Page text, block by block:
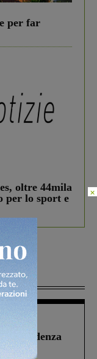
per far
oltre 44mila
per lo sport e
la scadenza
“Un
×